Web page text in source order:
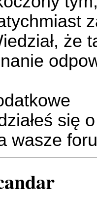
się
wasze